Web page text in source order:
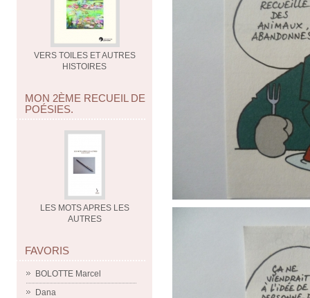
VERS TOILES ET AUTRES
HISTOIRES
MON 2ÈME RECUEIL DE
POÉSIES.
LES MOTS APRES LES
AUTRES
FAVORIS
BOLOTTE Marcel
Dana